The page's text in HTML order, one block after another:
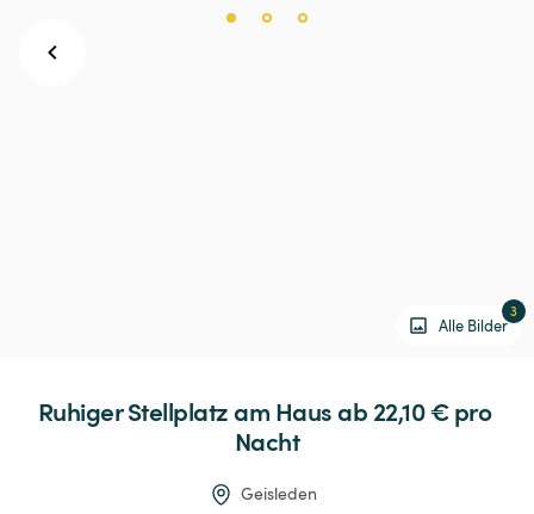
Alle Bilder
3
Ruhiger Stellplatzam Haus ab 22,10 € pro
Nacht
Geisleden